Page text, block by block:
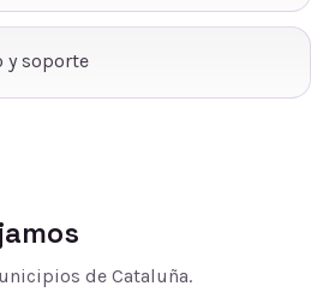
y soporte
de Cataluña.